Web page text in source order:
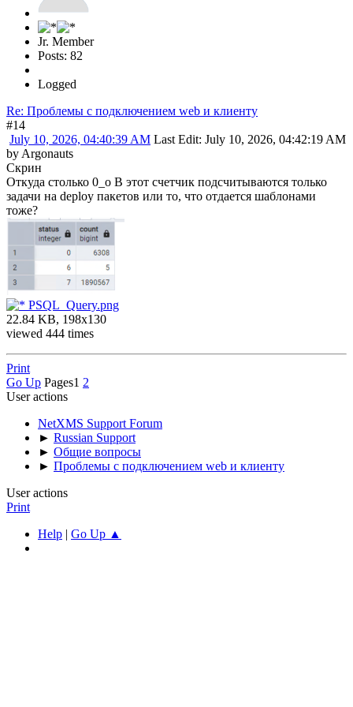
Jr. Member
Posts: 82
Logged
Re: Проблемы с подключением web и клиенту
#14
July 10, 2026, 04:40:39 AM Last Edit: July 10, 2026, 04:42:19 AM
by Argonauts
Скрин
Откуда столько 0_о В этот счетчик подсчитываются только
задачи на deploy пакетов или то, что отдается шаблонами
тоже?
PSQL_Query.png
22.84 KB, 198x130
viewed 444 times
Print
Go Up Pages1 2
User actions
NetXMS Support Forum
► Russian Support
► Общие вопросы
► Проблемы с подключением web и клиенту
User actions
Print
Help
Go Up ▲